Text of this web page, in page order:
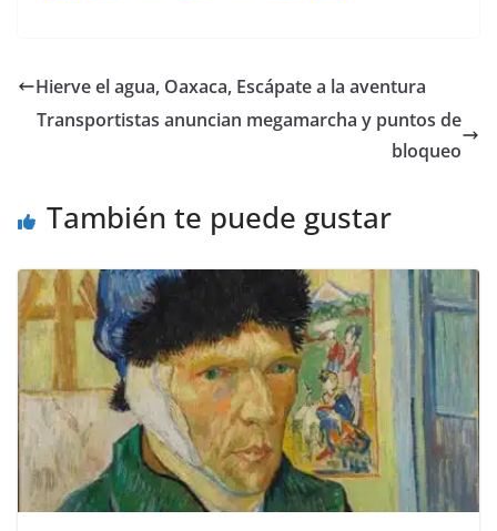
e
b
k
er l s
A
y
Li
gr
a
e
Hierve el agua, Oaxaca, Escápate a la aventura
Transportistas anuncian megamarcha y puntos de
bloqueo
También te puede gustar